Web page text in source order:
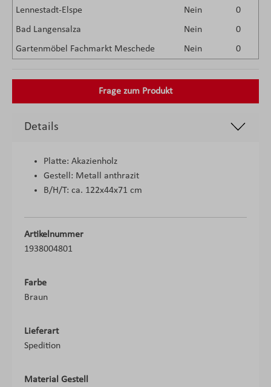
Lennestadt-Elspe
Nein
0
Bad Langensalza
Nein
0
Gartenmöbel Fachmarkt Meschede
Nein 0
Frage zum Produkt
Details
Platte: Akazienholz
Gestell: Metall anthrazit
B/H/T: ca. 122x44x71 cm
Artikelnummer
1938004801
Farbe
Braun
Lieferart
Spedition
Material Gestell